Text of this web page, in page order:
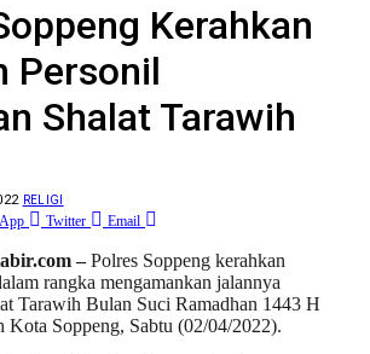
Kerahkan
Personil
Shalat Tarawih
RELIGI
Twitter Email
–Polres Soppeng kerahkan
rangka mengamankan jalannya
Tarawih Bulan Suci Ramadhan 1443 H
Soppeng, Sabtu (02/04/2022).